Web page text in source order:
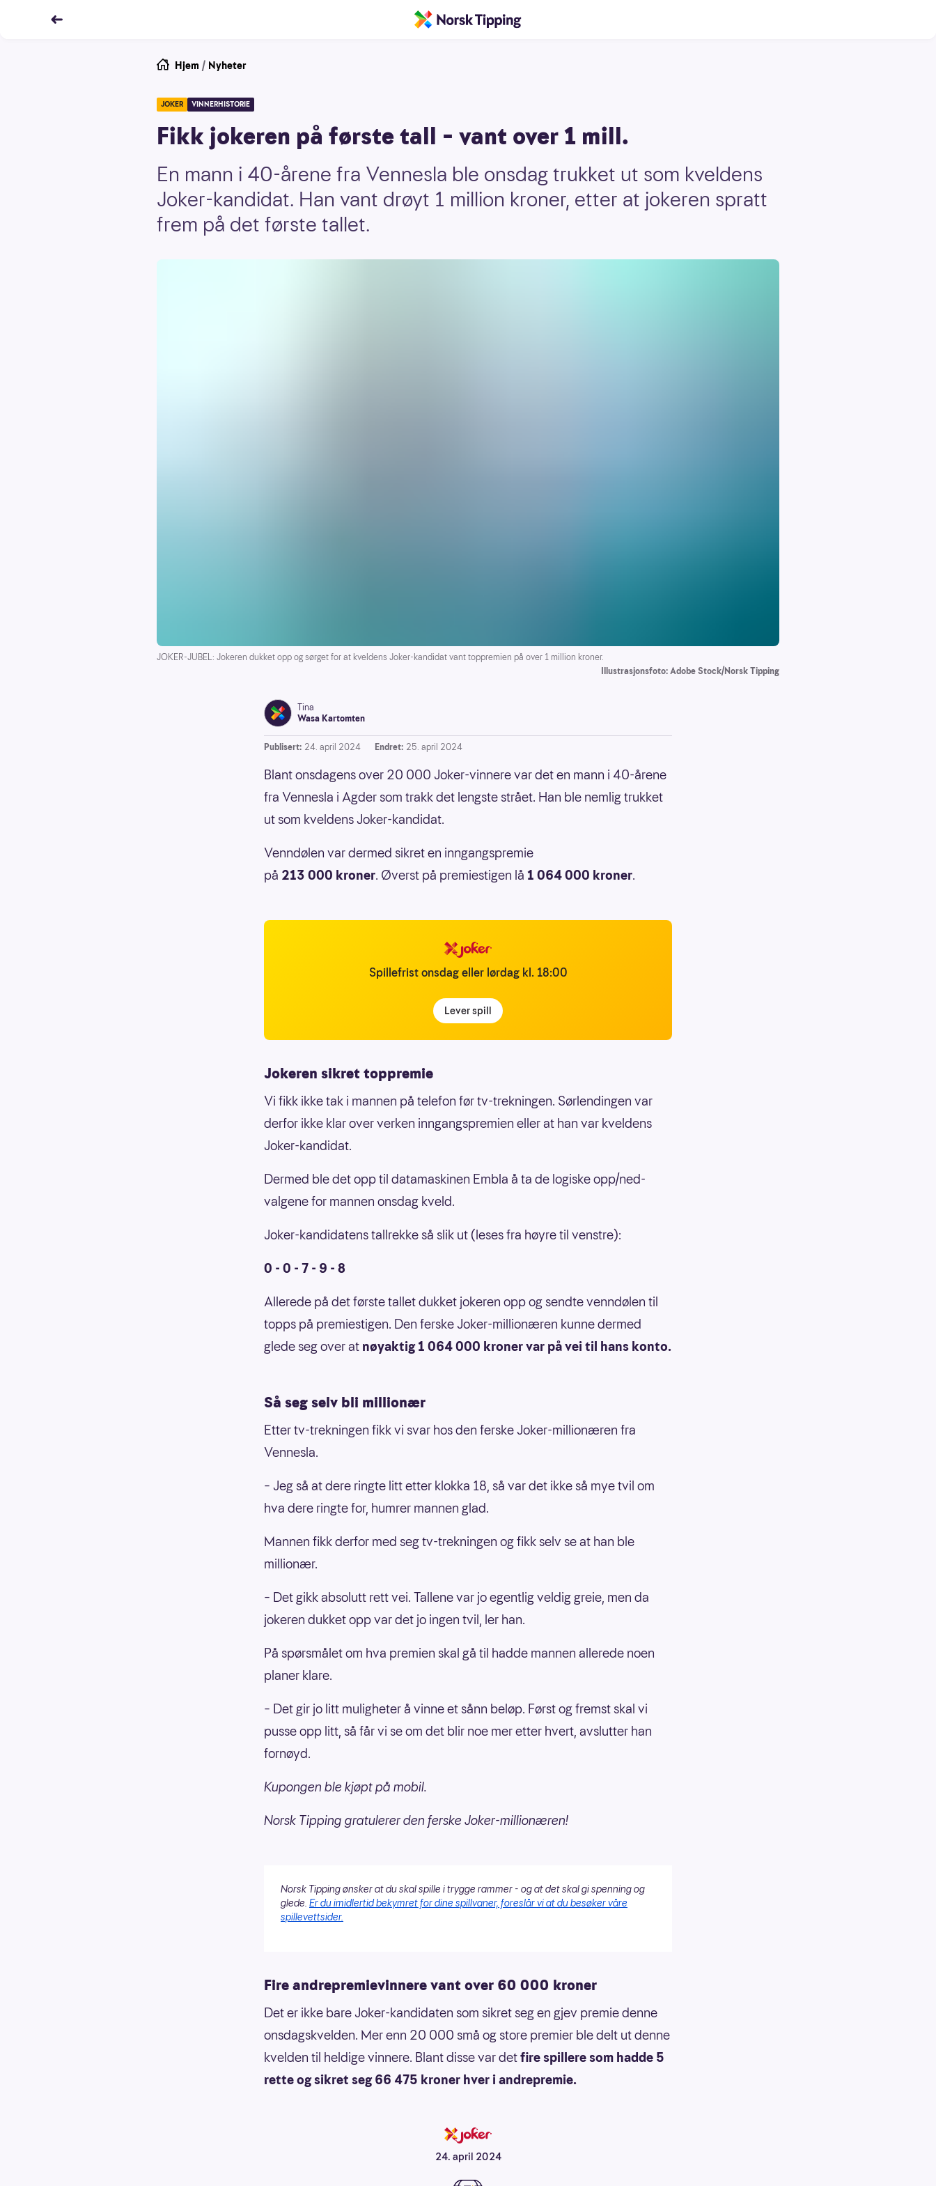
Hjem / Nyheter
JOKER VINNERHISTORIE
Fikk jokeren på første tall – vant over 1 mill.
En mann i 40-årene fra Vennesla ble onsdag trukket ut som kveldens
Joker-kandidat. Han vant drøyt 1 million kroner, etter at jokeren spratt
frem på det første tallet.
JOKER-JUBEL: Jokeren dukket opp og sørget for at kveldens Joker-kandidat vant toppremien på over 1 million kroner.
Illustrasjonsfoto: Adobe Stock/Norsk Tipping
Tina
Wasa Kartomten
Publisert: 24. april 2024 Endret: 25. april 2024
Blant onsdagens over 20 000 Joker-vinnere var det en mann i 40-årene
fra Vennesla i Agder som trakk det lengste strået. Han ble nemlig trukket
ut som kveldens Joker-kandidat.
Venndølen var dermed sikret en inngangspremie
på 213 000 kroner. Øverst på premiestigen lå 1 064 000 kroner.
Spillefrist onsdag eller lørdag kl. 18:00
Lever spill
Jokeren sikret toppremie
Vi fikk ikke tak i mannen på telefon før tv-trekningen. Sørlendingen var
derfor ikke klar over verken inngangspremien eller at han var kveldens
Joker-kandidat.
Dermed ble det opp til datamaskinen Embla å ta de logiske opp/ned-
valgene for mannen onsdag kveld.
Joker-kandidatens tallrekke så slik ut (leses fra høyre til venstre):
0 - 0 - 7 - 9 - 8
Allerede på det første tallet dukket jokeren opp og sendte venndølen til
topps på premiestigen. Den ferske Joker-millionæren kunne dermed
glede seg over at nøyaktig 1 064 000 kroner var på vei til hans konto.
Så seg selv bli millionær
Etter tv-trekningen fikk vi svar hos den ferske Joker-millionæren fra
Vennesla.
– Jeg så at dere ringte litt etter klokka 18, så var det ikke så mye tvil om
hva dere ringte for, humrer mannen glad.
Mannen fikk derfor med seg tv-trekningen og fikk selv se at han ble
millionær.
– Det gikk absolutt rett vei. Tallene var jo egentlig veldig greie, men da
jokeren dukket opp var det jo ingen tvil, ler han.
På spørsmålet om hva premien skal gå til hadde mannen allerede noen
planer klare.
– Det gir jo litt muligheter å vinne et sånn beløp. Først og fremst skal vi
pusse opp litt, så får vi se om det blir noe mer etter hvert, avslutter han
fornøyd.
Kupongen ble kjøpt på mobil.
Norsk Tipping gratulerer den ferske Joker-millionæren!
Norsk Tipping ønsker at du skal spille i trygge rammer - og at det skal gi spenning og
glede. Er du imidlertid bekymret for dine spillvaner, foreslår vi at du besøker våre
spillevettsider.
Fire andrepremievinnere vant over 60 000 kroner
Det er ikke bare Joker-kandidaten som sikret seg en gjev premie denne
onsdagskvelden. Mer enn 20 000 små og store premier ble delt ut denne
kvelden til heldige vinnere. Blant disse var detfire spillere som hadde 5
rette og sikret seg 66 475 kroner hver i andrepremie.
24. april 2024